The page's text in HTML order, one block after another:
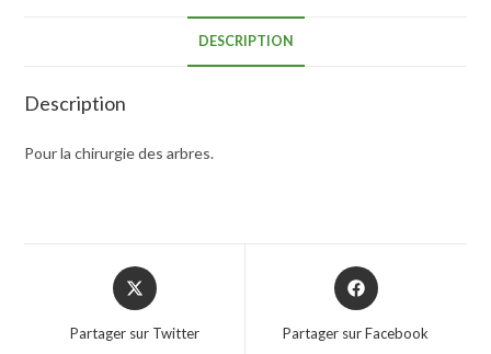
DESCRIPTION
Description
Pour la chirurgie des arbres.
Partager sur Twitter Partager sur Facebook